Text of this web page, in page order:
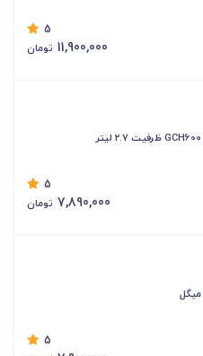
5
11,900,000 تومان
5
7,890,000 تومان
5